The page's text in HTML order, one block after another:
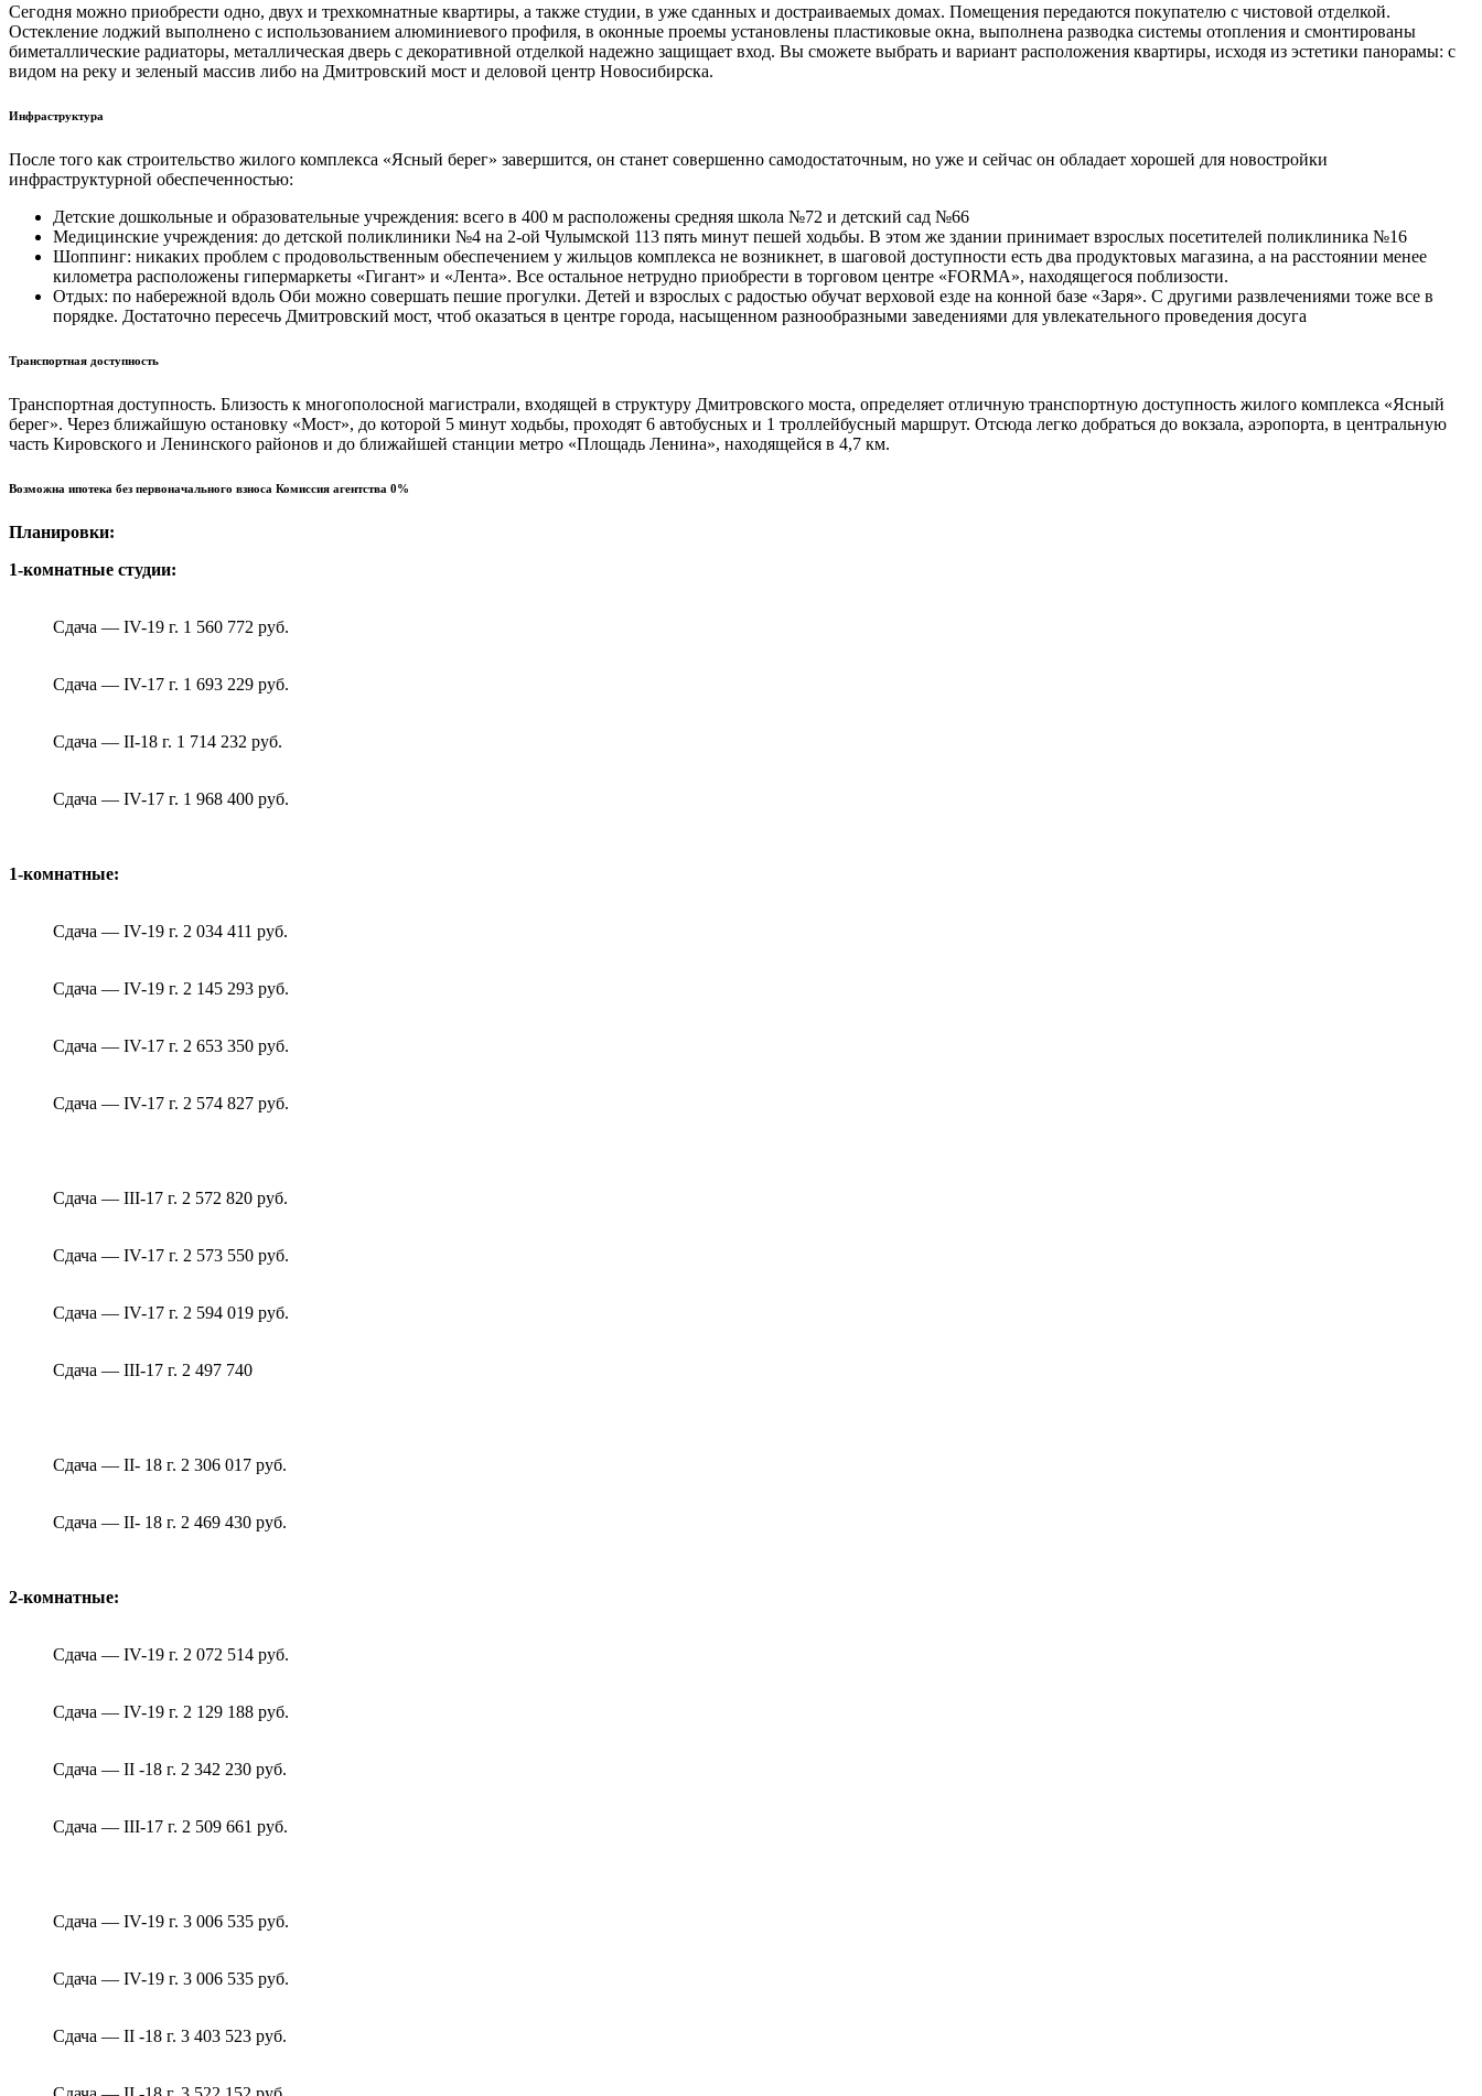
Сегодня можно приобрести одно, двух и трехкомнатные квартиры, а также студии, в уже сданных и достраиваемых домах. Помещения передаются покупателю с чистовой отделкой.
Остекление лоджий выполнено с использованием алюминиевого профиля, в оконные проемы установлены пластиковые окна, выполнена разводка системы отопления и смонтированы
биметаллические радиаторы, металлическая дверь с декоративной отделкой надежно защищает вход. Вы сможете выбрать и вариант расположения квартиры, исходя из эстетики панорамы: с
видом на реку и зеленый массив либо на Дмитровский мост и деловой центр Новосибирска.
Инфраструктура
После того как строительство жилого комплекса «Ясный берег» завершится, он станет совершенно самодостаточным, но уже и сейчас он обладает хорошей для новостройки
инфраструктурной обеспеченностью:
Детские дошкольные и образовательные учреждения: всего в 400 м расположены средняя школа №72 и детский сад №66
Медицинские учреждения: до детской поликлиники №4 на 2-ой Чулымской 113 пять минут пешей ходьбы. В этом же здании принимает взрослых посетителей поликлиника №16
Шоппинг: никаких проблем с продовольственным обеспечением у жильцов комплекса не возникнет, в шаговой доступности есть два продуктовых магазина, а на расстоянии менее
километра расположены гипермаркеты «Гигант» и «Лента». Все остальное нетрудно приобрести в торговом центре «FORMA», находящегося поблизости.
Отдых: по набережной вдоль Оби можно совершать пешие прогулки. Детей и взрослых с радостью обучат верховой езде на конной базе «Заря». С другими развлечениями тоже все в
порядке. Достаточно пересечь Дмитровский мост, чтоб оказаться в центре города, насыщенном разнообразными заведениями для увлекательного проведения досуга
Транспортная доступность
Транспортная доступность. Близость к многополосной магистрали, входящей в структуру Дмитровского моста, определяет отличную транспортную доступность жилого комплекса «Ясный
берег». Через ближайшую остановку «Мост», до которой 5 минут ходьбы, проходят 6 автобусных и 1 троллейбусный маршрут. Отсюда легко добраться до вокзала, аэропорта, в центральную
часть Кировского и Ленинского районов и до ближайшей станции метро «Площадь Ленина», находящейся в 4,7 км.
Возможна ипотека без первоначального взноса Комиссия агентства 0%
Планировки:
1-комнатные студии:
Сдача — IV-19 г. 1 560 772 руб.
Сдача — IV-17 г. 1 693 229 руб.
Сдача — II-18 г. 1 714 232 руб.
Сдача — IV-17 г. 1 968 400 руб.
1-комнатные:
Сдача — IV-19 г. 2 034 411 руб.
Сдача — IV-19 г. 2 145 293 руб.
Сдача — IV-17 г. 2 653 350 руб.
Сдача — IV-17 г. 2 574 827 руб.
Сдача — III-17 г. 2 572 820 руб.
Сдача — IV-17 г. 2 573 550 руб.
Сдача — IV-17 г. 2 594 019 руб.
Сдача — III-17 г. 2 497 740
Сдача — II- 18 г. 2 306 017 руб.
Сдача — II- 18 г. 2 469 430 руб.
2-комнатные:
Сдача — IV-19 г. 2 072 514 руб.
Сдача — IV-19 г. 2 129 188 руб.
Сдача — II -18 г. 2 342 230 руб.
Сдача — III-17 г. 2 509 661 руб.
Сдача — IV-19 г. 3 006 535 руб.
Сдача — IV-19 г. 3 006 535 руб.
Сдача — II -18 г. 3 403 523 руб.